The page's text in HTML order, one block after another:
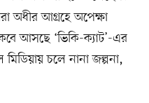
অধীর আগ্রহে অপেক্ষা
আসছে ‘ভিকি-ক্যাট’-এর
চলে নানা জল্পনা,